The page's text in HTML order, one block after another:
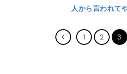
人から言われて
1 2 3